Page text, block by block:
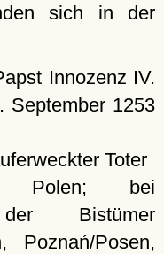
sich in der
Innozenz IV.
September 1253
Toter
bei
der Bistümer
Poznań/Posen,